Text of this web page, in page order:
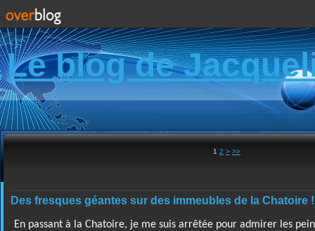
Le blog de
1 2 > >>
Des fresques géantes sur des immeubles de la Chatoire !
En passant à la Chatoire, je me suis arrêtée pour admirer les